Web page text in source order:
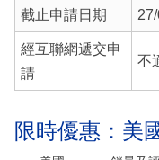
截止申請日期
經互聯網遞交申
請
不
限時優惠：美